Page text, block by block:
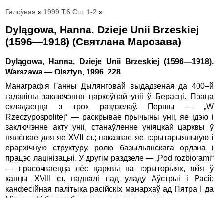
Галоўная » 1999 Т.6 Сш. 1-2 »
Dylągowa, Hanna. Dzieje Unii Brzeskiej
(1596—1918) (Святлана Марозава)
Dylągowa, Hanna. Dzieje Unii Brzeskiej (1596—1918).
Warszawa — Olsztyn, 1996. 228.
Манаграфія Ганны Дылянговай выдадзеная да 400–й
гадавіны заключэння царкоўнай уніі ў Берасці. Праца
складаецца з трох раздзелаў. Першы — „W
Rzeczypospolitej“ — раскрывае прычыны уніі, яе ідэю і
заключэнне акту уніі, станаўленне уніяцкай царквы ў
нялёгкае для яе XVII ст.; паказвае яе тэрытарыяльную і
ерархічную структуру, ролю базыльянскага ордэна і
працэс лацінізацыі. У другім раздзеле — „Pod rozbiorami“
— прасочваецца лёс царквы на тэрыторыях, якія ў
канцы XVIII ст. падпалі пад уладу Аўстрыі і Расіі;
канфесійная палітыка расійскіх манархаў ад Пятра І да